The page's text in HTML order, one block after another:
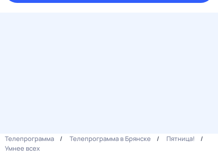
Телепрограмма Телепрограмма в Брянске
Пятница!
Умнее всех